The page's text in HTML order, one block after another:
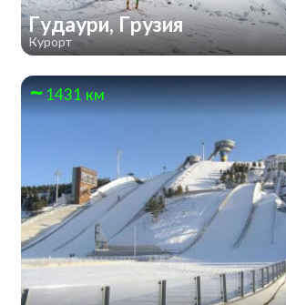
Гудаури, Грузия
Курорт
1431 км